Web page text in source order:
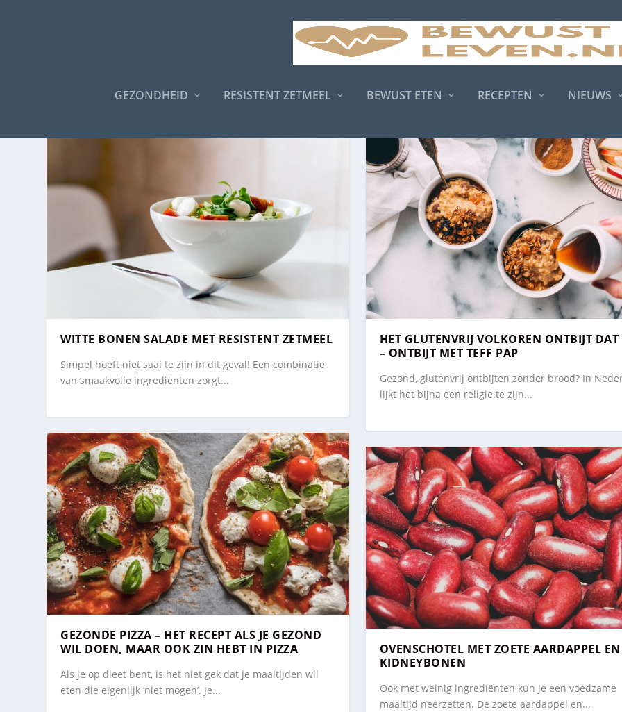
GEZONDHEID RESISTENT ZETMEEL BEWUST ETEN RECEPTEN NIEUWS
WITTE BONEN SALADE MET RESISTENT ZETMEEL
Simpel hoeft niet saai te zijn in dit geval! Een combinatie
van smaakvolle ingrediënten zorgt...
GEZONDE PIZZA – HET RECEPT ALS JE GEZOND
WIL DOEN, MAAR OOK ZIN HEBT IN PIZZA
Als je op dieet bent, is het niet gek dat je maaltijden wil
eten die eigenlijk ‘niet mogen’. Je...
HET GLUTENVRIJ VOLKOREN ONTBIJT
– ONTBIJT MET TEFF PAP
Gezond, glutenvrij ontbijten zonder brood? In
lijkt het bijna een religie te zijn...
OVENSCHOTEL MET ZOETE AARDAPPEL EN
KIDNEYBONEN
Ook met weinig ingrediënten kun je een voedzame
maaltijd neerzetten. De zoete aardappel en...